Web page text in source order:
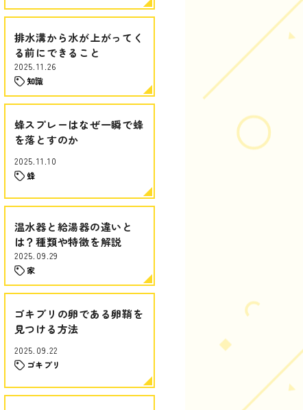
排水溝から水が上がってく
る前にできること
2025.11.26
知識
蜂スプレーはなぜ一瞬で蜂
を落とすのか
2025.11.10
蜂
温水器と給湯器の違いと
は？種類や特徴を解説
2025.09.29
家
ゴキブリの卵である卵鞘を
見つける方法
2025.09.22
ゴキブリ